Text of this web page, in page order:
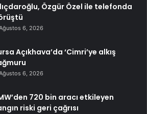
Özgür Özel ile telefonda
6, 2026
Açıkhava’da ‘Cimri’ye alkış
6, 2026
720 bin aracı etkileyen
riski geri çağrısı